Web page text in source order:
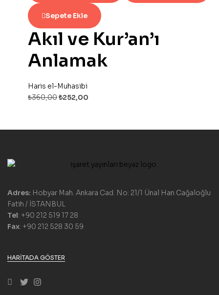
Sepete Ekle
Akıl ve Kur’an’ı
Anlamak
Haris el-Muhasibi
₺360,00₺252,00
Adres: Hobyar Mah. Ankara Cad. No: 21/1 Ünal Han Cağaloğlu
Fatih / İSTANBUL
Tel: +90 212 519 17 28
Fax: +90 212 528 30 59
HARITADA GÖSTER